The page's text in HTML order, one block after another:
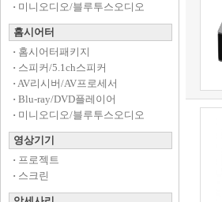
· 미니오디오/블루투스오디오
홈시어터
· 홈시어터패키지
· 스피커/5.1ch스피커
· AV리시버/AV프로세서
· Blu-ray/DVD플레이어
· 미니오디오/블루투스오디오
영상기기
· 프로젝트
· 스크린